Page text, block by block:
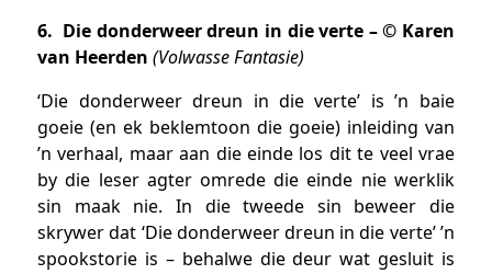
6. Die donderweer dreun in die verte – © Karen
van Heerden(Volwasse Fantasie)
‘Die donderweer dreun in die verte’ is ’n baie
goeie (en ek beklemtoon die goeie) inleiding van
’n verhaal, maar aan die einde los dit te veel vrae
by die leser agter omrede die einde nie werklik
sin maak nie. In die tweede sin beweer die
skrywer dat ‘Die donderweer dreun in die verte’ ’n
spookstorie is – behalwe die deur wat gesluit is